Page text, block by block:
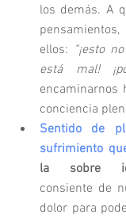
los demás. A
ellos: “¡esto
está mal!
encaminarnos
conciencia
Sentido de
sufrimiento
la sobre
consiente de
dolor para